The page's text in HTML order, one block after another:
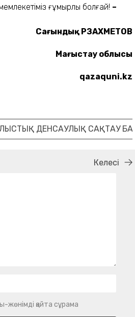
ғұмырлы болғай! –
Сағындық РЗАХМЕТОВ
Маңғыстау облысы
qazaquni.kz
ДЕНСАУЛЫҚ САҚТАУ
Келесі
жөнімді қайта сұрама